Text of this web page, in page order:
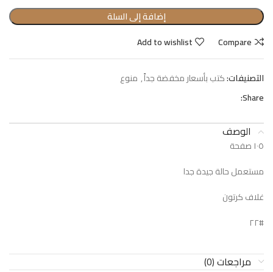
إضافة إلى السلة
Compare
Add to wishlist
التصنيفات:كتب بأسعار مخفضة جداً, منوع
Share:
الوصف
١٠٥ صفحة
مستعمل حالة جيدة جدا
غلاف كرتون
#٢٢
مراجعات (0)